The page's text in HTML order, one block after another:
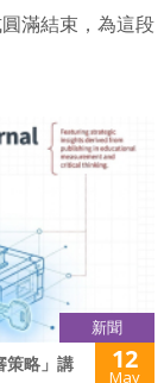
滿結束，為這段
新聞
策略」講
12
May